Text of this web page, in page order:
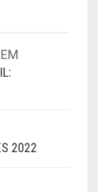
EM
2022